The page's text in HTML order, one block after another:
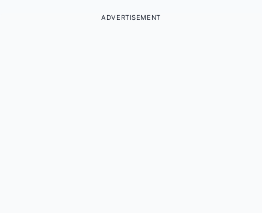
ADVERTISEMENT